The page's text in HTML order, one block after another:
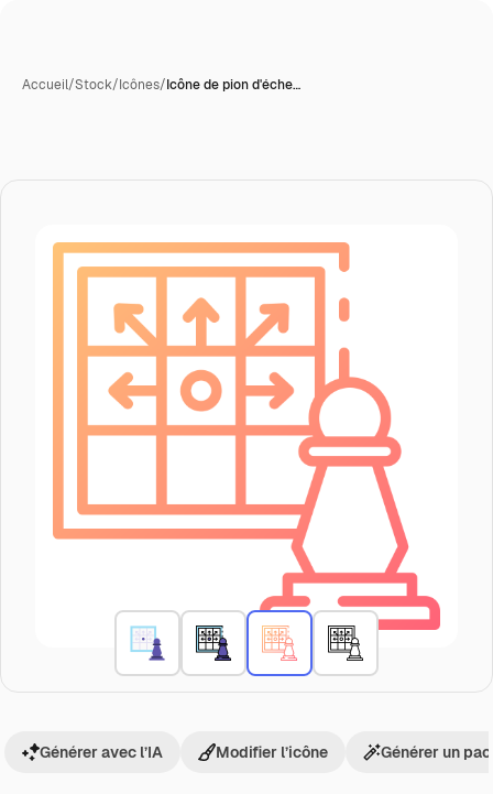
Accueil/Stock/Icônes/Icône de pion d'éche…
Générer avec l’IA Modifier l’icône Générer un